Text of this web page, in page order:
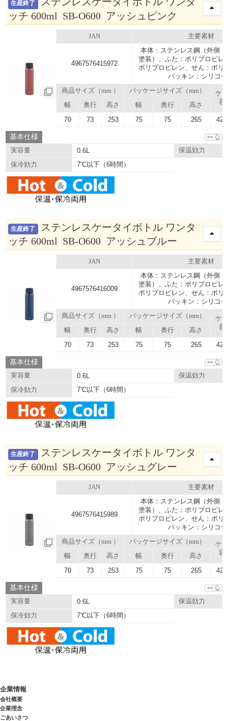
生産終了
ッチ 600ml SB-O600 アッシュピンク
JAN 主要素材
4967576415972
本体：ステンレス鋼（外側
塗装）、ふた：ポリプロピレ
ポリプロピレン、せん：ポリ
パッキン：シリコ
商品サイズ（mm ） パッケージサイズ（mm）
ケ
容
幅 奥行 高さ 幅 奥行 高さ
70 73 253 75 75 265
基本仕様
実容量 0.6L
保温効力
保冷効力
7℃以下（6時間）
生産終了
ステンレスケータイボトル ワンタ
ッチ 600ml SB-O600 アッシュブルー
JAN 主要素材
4967576416009
本体：ステンレス鋼（外側
塗装）、ふた：ポリプロピレ
ポリプロピレン、せん：ポリ
パッキン：シリコ
商品サイズ（mm ） パッケージサイズ（mm）
ケ
容
幅 奥行 高さ 幅 奥行 高さ
70 73 253 75 75 265
基本仕様
実容量 0.6L
保温効力
保冷効力
7℃以下（6時間）
生産終了
ステンレスケータイボトル ワンタ
ッチ 600ml SB-O600 アッシュグレー
JAN 主要素材
4967576415989
本体：ステンレス鋼（外側
塗装）、ふた：ポリプロピレ
ポリプロピレン、せん：ポリ
パッキン：シリコ
商品サイズ（mm ） パッケージサイズ（mm）
ケ
容
幅 奥行 高さ 幅 奥行 高さ
70 73 253 75 75 265
基本仕様
実容量 0.6L
保温効力
保冷効力
7℃以下（6時間）
企業情報
会社概要
企業理念
ごあいさつ